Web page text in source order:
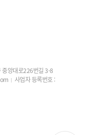
중앙대로226번길 3-8
사업자 등록번호 :